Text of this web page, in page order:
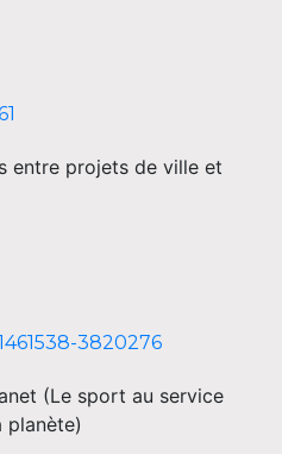
entre projets de ville et
(Le sport au service
planète)